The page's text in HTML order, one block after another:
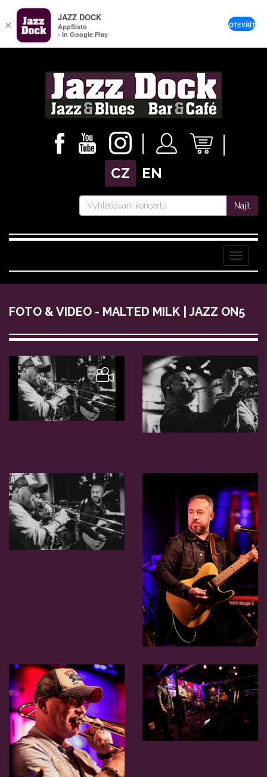
CZ EN
Najít
Menu
FOTO & VIDEO - MALTED MILK | JAZZ ON5
×
JAZZ DOCK
AppSisto
- In Google Play
OTEVŘÍT